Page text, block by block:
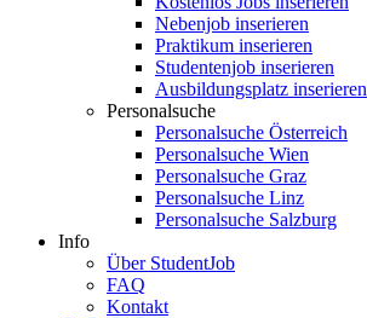
Nebenjob inserieren
Praktikum inserieren
Studentenjob inserieren
Ausbildungsplatz inserieren
Personalsuche
Personalsuche Österreich
Personalsuche Wien
Personalsuche Graz
Personalsuche Linz
Personalsuche Salzburg
Info
Über StudentJob
FAQ
Kontakt